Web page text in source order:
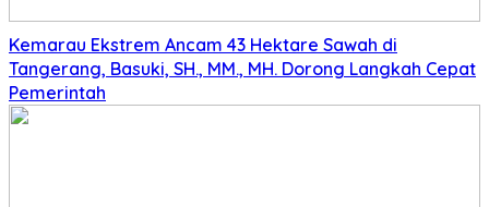
Kemarau Ekstrem Ancam 43 Hektare Sawah di
Tangerang, Basuki, SH., MM., MH. Dorong Langkah Cepat
Pemerintah